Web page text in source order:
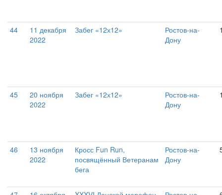
44
11 декабря
2022
Забег «12х12»
Ростов-на-
Дону
45
20 ноября
2022
Забег «12х12»
Ростов-на-
Дону
46
13 ноября
2022
Кросс Fun Run,
посвящённый Ветеранам
бега
Ростов-на-
Дону